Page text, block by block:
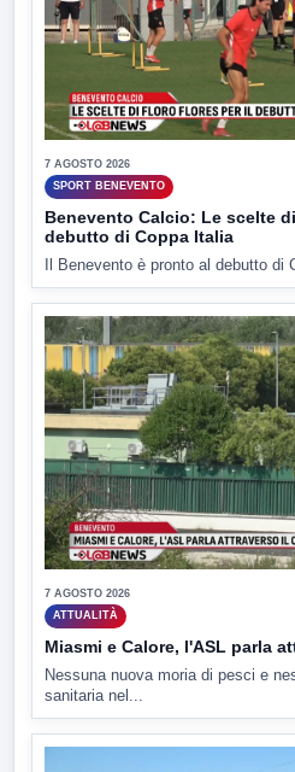
7 AGOSTO 2026
SPORT BENEVENTO
Benevento Calcio: Le scelte
debutto di Coppa Italia
Il Benevento è pronto al debutto di
7 AGOSTO 2026
ATTUALITÀ
Miasmi e Calore, l'ASL parla
Nessuna nuova moria di pesci e
sanitaria nel...